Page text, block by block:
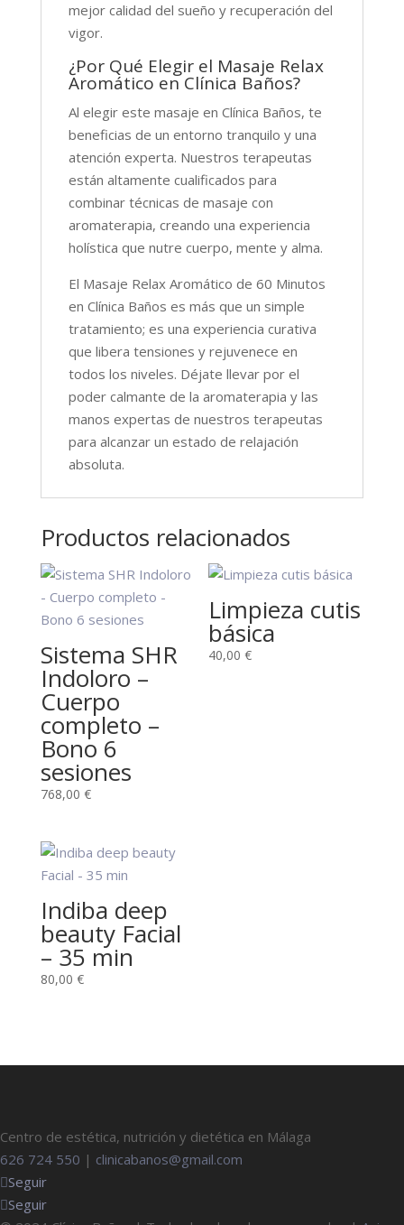
mejor calidad del sueño y recuperación del
vigor.
¿Por Qué Elegir el Masaje Relax
Aromático en Clínica Baños?
Al elegir este masaje en Clínica Baños, te
beneficias de un entorno tranquilo y una
atención experta. Nuestros terapeutas
están altamente cualificados para
combinar técnicas de masaje con
aromaterapia, creando una experiencia
holística que nutre cuerpo, mente y alma.
El Masaje Relax Aromático de 60 Minutos
en Clínica Baños es más que un simple
tratamiento; es una experiencia curativa
que libera tensiones y rejuvenece en
todos los niveles. Déjate llevar por el
poder calmante de la aromaterapia y las
manos expertas de nuestros terapeutas
para alcanzar un estado de relajación
absoluta.
Productos relacionados
Sistema SHR
Indoloro –
Cuerpo
completo –
Bono 6
sesiones
768,00 €
Limpieza cutis
básica
40,00€
Indiba deep
beauty Facial
– 35 min
80,00 €
Centro de estética, nutrición y dietética en Málaga
626 724 550 | clinicabanos@gmail.com
Seguir
Seguir